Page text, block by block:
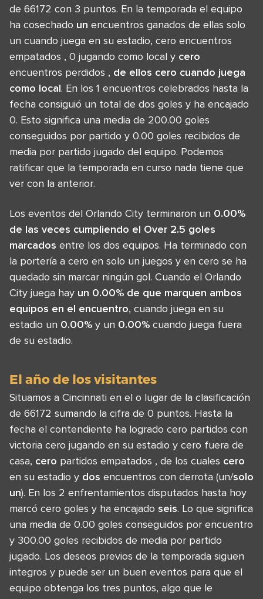
de 66172 con 3 puntos. En la temporada el equipo
ha cosechado un encuentros ganados de ellas solo
un cuando juega en su estadio, cero encuentros
empatados , 0 jugando como local y cero
encuentros perdidos , de ellos cero cuando juega
como local. En los 1 encuentros celebrados hasta la
fecha consiguió un total de dos goles y ha encajado
0. Esto significa una media de 200.00 goles
conseguidos por partido y 0.00 goles recibidos de
media por partido jugado del equipo. Podemos
ratificar que la temporada en curso nada tiene que
ver con la anterior.
Los eventos del Orlando City terminaron un 0.00%
de las veces cumpliendo el Over 2.5 goles
marcados entre los dos equipos. Ha terminado con
la portería a cero en solo un juegos y en cero se ha
quedado sin marcar ningún gol. Cuando el Orlando
City juega hay un 0.00% de que marquen ambos
equipos en el encuentro, cuando juega en su
estadio un 0.00% y un 0.00% cuando juega fuera
de su estadio.
El año de los visitantes
Situamos a Cincinnati en el o lugar de la clasificación
de 66172 sumando la cifra de 0 puntos. Hasta la
fecha el contendiente ha logrado cero partidos con
victoria cero jugando en su estadio y cero fuera de
casa, cero partidos empatados , de los cuales cero
en su estadio y dos encuentros con derrota (un/solo
un). En los 2 enfrentamientos disputados hasta hoy
marcó cero goles y ha encajado seis. Lo que significa
una media de 0.00 goles conseguidos por encuentro
y 300.00 goles recibidos de media por partido
jugado. Los deseos previos de la temporada siguen
integros y puede ser un buen eventos para que el
equipo obtenga los tres puntos, algo que le